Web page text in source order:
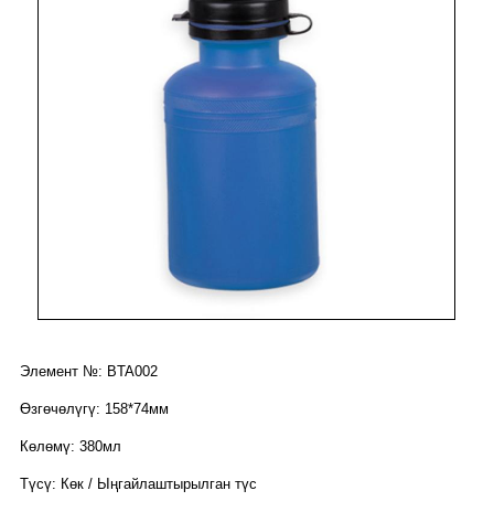
Элемент №: BTA002
Өзгөчөлүгү: 158*74мм
Көлөмү: 380мл
Түсү: Көк / Ыңгайлаштырылган түс